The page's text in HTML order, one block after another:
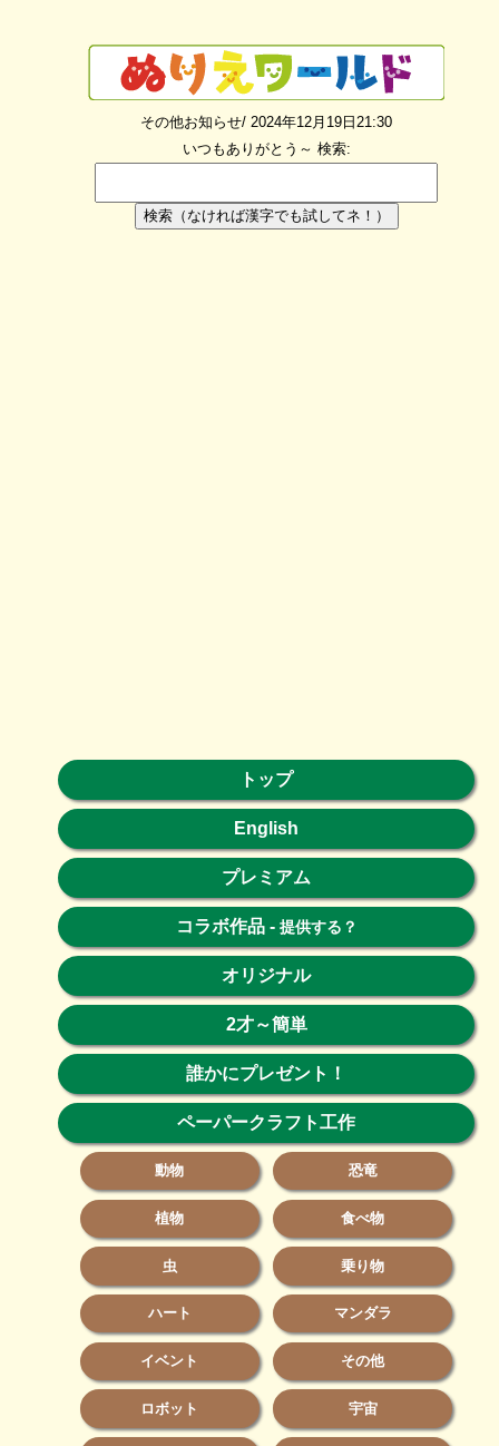
その他お知らせ/ 2024年12月19日21:30
いつもありがとう～ 検索:
検索（なければ漢字でも試してネ！）
トップ
English
プレミアム
コラボ作品- 提供する？
オリジナル
2才～簡単
誰かにプレゼント！
ペーパークラフト工作
動物 恐竜
植物 食べ物
虫 乗り物
ハート マンダラ
イベント その他
ロボット 宇宙